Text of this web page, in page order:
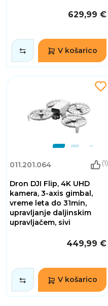
629,99 €
V košarico
011.201.064 (1)
Dron DJI Flip, 4K UHD
kamera, 3-axis gimbal,
vreme leta do 31min,
upravljanje daljinskim
upravljačem, sivi
449,99 €
V košarico